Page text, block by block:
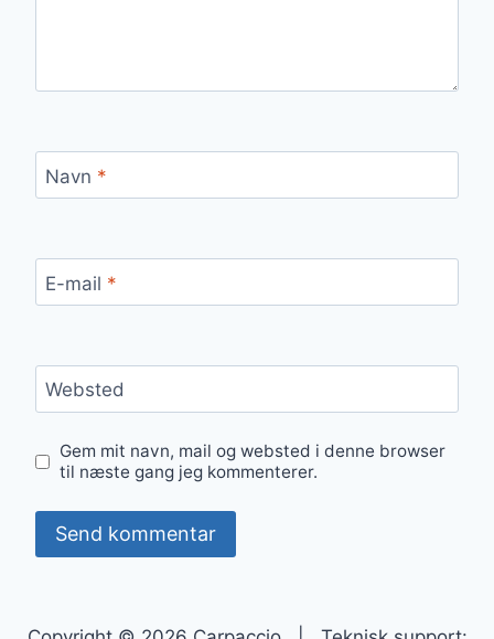
Navn *
E-mail *
Websted
Gem mit navn, mail og websted i denne browser
til næste gang jeg kommenterer.